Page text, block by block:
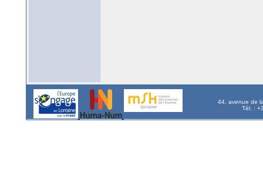
44, avenue de
Tél. :